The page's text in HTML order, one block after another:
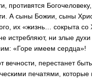
противятся
А сыны Божии, сыны
их «жизнь… сокрыта со
истребляют, ни злые
«Горе имеем сердца»!
вечности, перестанет
печатями,